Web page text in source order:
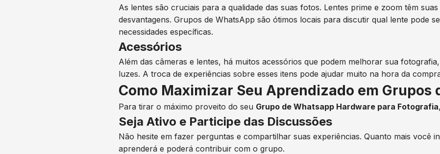
As lentes são cruciais para a qualidade das suas fotos. Lentes prime e zoom têm
desvantagens. Grupos de WhatsApp são ótimos locais para discutir qual lente pode
necessidades específicas.
Acessórios
Além das câmeras e lentes, há muitos acessórios que podem melhorar sua
luzes. A troca de experiências sobre esses itens pode ajudar muito na hora da
Como Maximizar Seu Aprendizado em Grupos
Para tirar o máximo proveito do seu Grupo de Whatsapp Hardware para Fotografia
Seja Ativo e Participe das Discussões
Não hesite em fazer perguntas e compartilhar suas experiências. Quanto mais você
aprenderá e poderá contribuir com o grupo.